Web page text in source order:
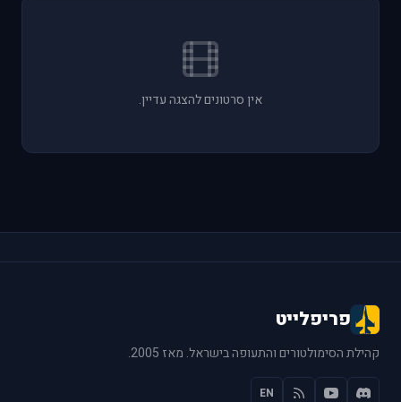
אין סרטונים להצגה עדיין.
פריפלייט
קהילת הסימולטורים והתעופה בישראל. מאז 2005.
EN